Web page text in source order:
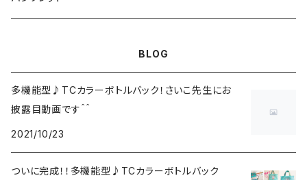
BLOG
多機能型♪TCカラーボトルバック！さいこ先生にお
披露目動画です＾＾
2021/10/23
ついに完成！！多機能型♪TCカラーボトルバック